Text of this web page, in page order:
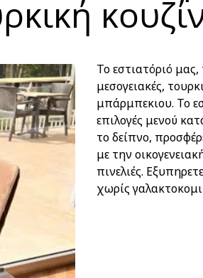
Το εστιατόριό
μεσογειακές,
μπάρμπεκιου. Το
επιλογές μενού
το δείπνο,
με την
πινελιές.
χωρίς